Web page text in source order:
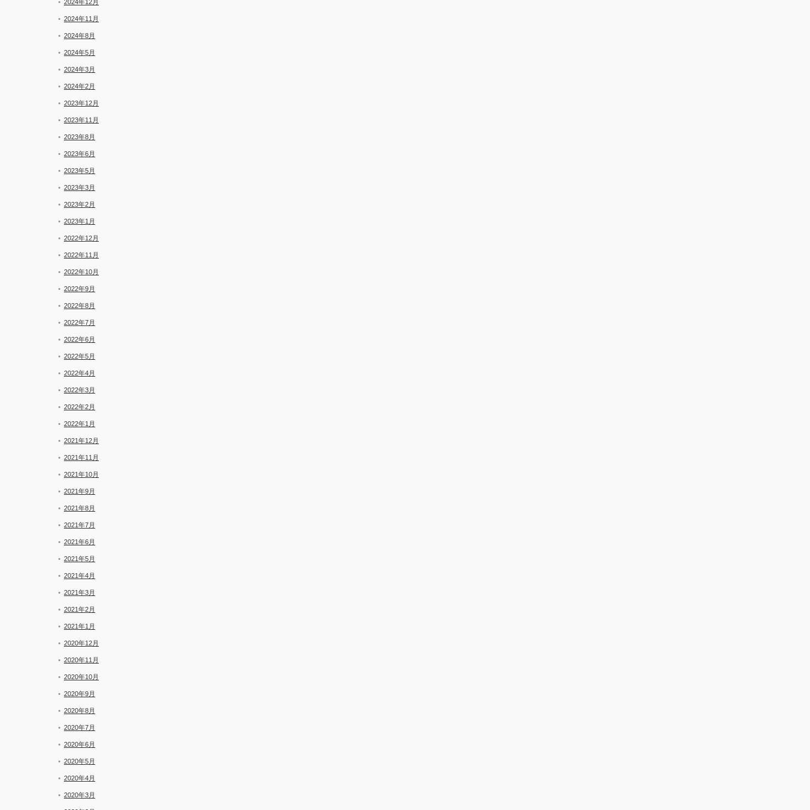
2024年12月
2024年11月
2024年8月
2024年5月
2024年3月
2024年2月
2023年12月
2023年11月
2023年8月
2023年6月
2023年5月
2023年3月
2023年2月
2023年1月
2022年12月
2022年11月
2022年10月
2022年9月
2022年8月
2022年7月
2022年6月
2022年5月
2022年4月
2022年3月
2022年2月
2022年1月
2021年12月
2021年11月
2021年10月
2021年9月
2021年8月
2021年7月
2021年6月
2021年5月
2021年4月
2021年3月
2021年2月
2021年1月
2020年12月
2020年11月
2020年10月
2020年9月
2020年8月
2020年7月
2020年6月
2020年5月
2020年4月
2020年3月